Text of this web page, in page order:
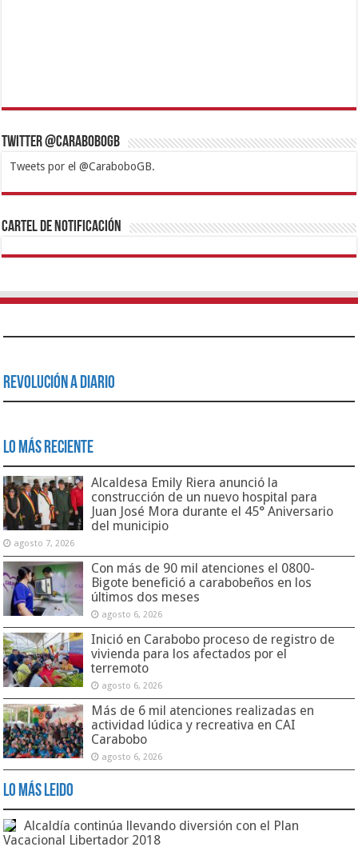
Twitter @CaraboboGB
Tweets por el @CaraboboGB.
1xbetBetturkeyBetistKralbetSupertotobetTipobetMatadorbetMariobet
https://mvbcasino.com/
Cartel de Notificación
Revolución a Diario
Lo Más Reciente
Alcaldesa Emily Riera anunció la
construcción de un nuevo hospital para
Juan José Mora durante el 45° Aniversario
del municipio
agosto 7, 2026
Con más de 90 mil atenciones el 0800-
Bigote benefició a carabobeños en los
últimos dos meses
agosto 6, 2026
Inició en Carabobo proceso de registro de
vivienda para los afectados por el
terremoto
agosto 6, 2026
Más de 6 mil atenciones realizadas en
actividad lúdica y recreativa en CAI
Carabobo
agosto 6, 2026
Lo Más Leido
Alcaldía continúa llevando diversión con el Plan
Vacacional Libertador 2018